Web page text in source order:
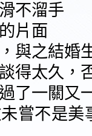
不溜手
片面
與之結婚
得太久，
了一關又
嘗不是美